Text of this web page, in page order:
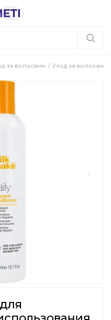
за волосами Уход за волосами